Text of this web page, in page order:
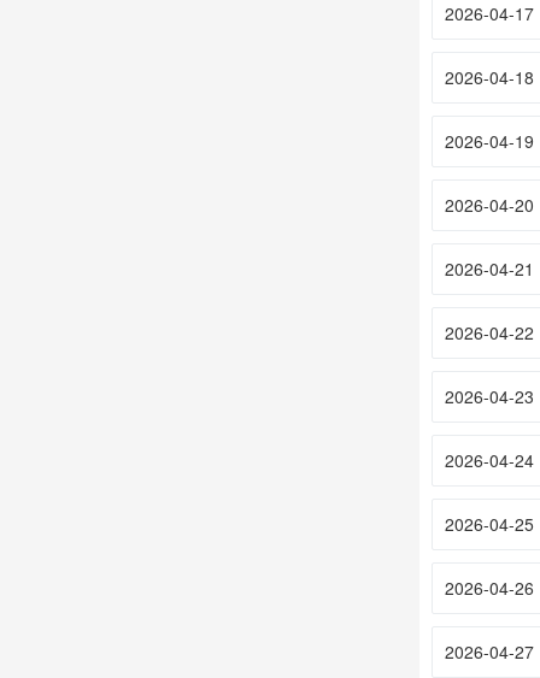
2026-04-17
2026-04-18
2026-04-19
2026-04-20
2026-04-21
2026-04-22
2026-04-23
2026-04-24
2026-04-25
2026-04-26
2026-04-27